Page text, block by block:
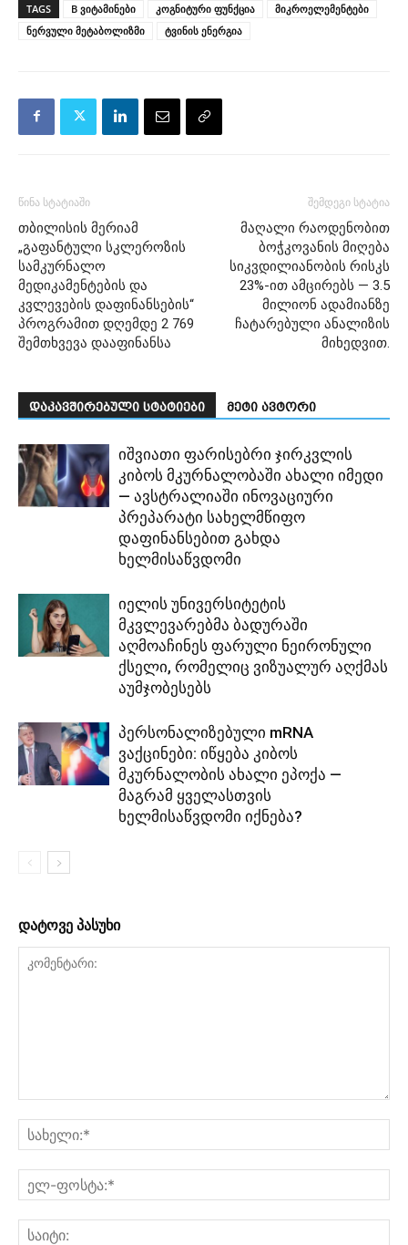
TAGS B ვიტამინები კოგნიტური ფუნქცია
მიკროელემენტები
ნერვული მეტაბოლიზმი
ტვინის ენერგია
წინა სტატიაში
თბილისის მერიამ
„გაფანტული სკლეროზის
სამკურნალო
მედიკამენტების და
კვლევების დაფინანსების“
პროგრამით დღემდე 2 769
შემთხვევა დააფინანსა
შემდეგი სტატია
მაღალი რაოდენობით
ბოჭკოვანის მიღება
სიკვდილიანობის რისკს
23%-ით ამცირებს — 3.5
მილიონ ადამიანზე
ჩატარებული ანალიზის
მიხედვით.
დაკავშირებული სტატიები მეტი ავტორი
იშვიათი ფარისებრი ჯირკვლის
კიბოს მკურნალობაში ახალი იმედი
— ავსტრალიაში ინოვაციური
პრეპარატი სახელმწიფო
დაფინანსებით გახდა
ხელმისაწვდომი
იელის უნივერსიტეტის
მკვლევარებმა ბადურაში
აღმოაჩინეს ფარული ნეირონული
ქსელი, რომელიც ვიზუალურ აღქმას
აუმჯობესებს
პერსონალიზებული mRNA
ვაქცინები: იწყება კიბოს
მკურნალობის ახალი ეპოქა —
მაგრამ ყველასთვის
ხელმისაწვდომი იქნება?
დატოვე პასუხი